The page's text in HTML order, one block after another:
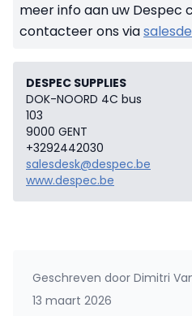
meer info aan uw Despec
contacteer ons via
DESPEC SUPPLIES
DOK-NOORD 4C bus
103
9000 GENT
+3292442030
salesdesk@despec.be
www.despec.be
Geschreven door Dimitri
13 maart 2026